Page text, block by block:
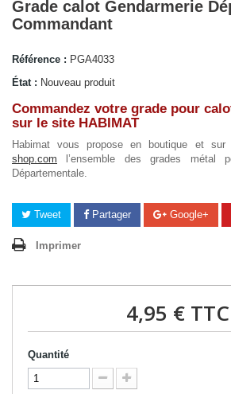
Grade calot Gendarmerie
Commandant
Référence : PGA4033
État : Nouveau produit
Commandez votre grade pour
sur le site HABIMAT
Habimat vous propose en boutique et
shop.com l’ensemble des grades métal
Départementale.
Tweet Partager Google+
Imprimer
4,95 € TTC
Quantité